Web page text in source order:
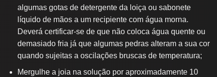
algumas gotas de detergente da loiça ou sabonete
líquido de mãos a um recipiente com água morna.
Deverá certificar-se de que não coloca água quente ou
demasiado fria já que algumas pedras alteram a sua cor
quando sujeitas a oscilações bruscas de temperatura;
Mergulhe a joia na solução por aproximadamente 10